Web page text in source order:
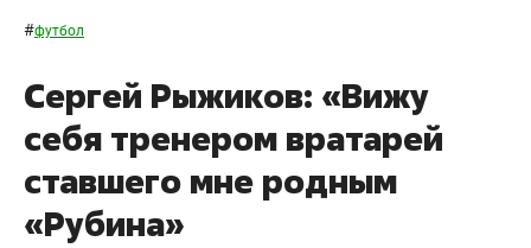
#футбол
Сергей Рыжиков: «Вижу
себя тренером вратарей
ставшего мне родным
«Рубина»